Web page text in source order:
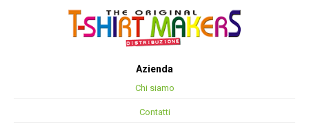
Azienda
Chi siamo
Contatti